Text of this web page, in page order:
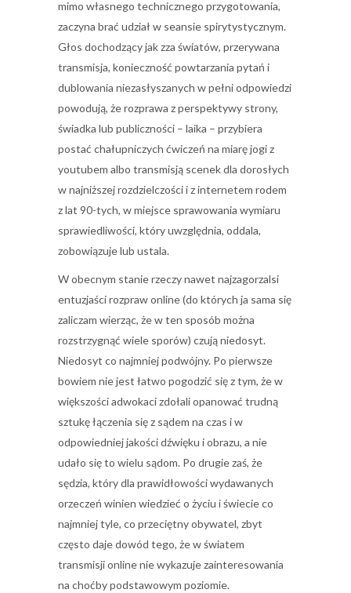
mimo własnego technicznego przygotowania,
zaczyna brać udział w seansie spirytystycznym.
Głos dochodzący jak zza światów, przerywana
transmisja, konieczność powtarzania pytań i
dublowania niezasłyszanych w pełni odpowiedzi
powodują, że rozprawa z perspektywy strony,
świadka lub publiczności – laika – przybiera
postać chałupniczych ćwiczeń na miarę jogi z
youtubem albo transmisją scenek dla dorosłych
w najniższej rozdzielczości i z internetem rodem
z lat 90-tych, w miejsce sprawowania wymiaru
sprawiedliwości, który uwzględnia, oddala,
zobowiązuje lub ustala.
W obecnym stanie rzeczy nawet najzagorzalsi
entuzjaści rozpraw online (do których ja sama się
zaliczam wierząc, że w ten sposób można
rozstrzygnąć wiele sporów) czują niedosyt.
Niedosyt co najmniej podwójny. Po pierwsze
bowiem nie jest łatwo pogodzić się z tym, że w
większości adwokaci zdołali opanować trudną
sztukę łączenia się z sądem na czas i w
odpowiedniej jakości dźwięku i obrazu, a nie
udało się to wielu sądom. Po drugie zaś, że
sędzia, który dla prawidłowości wydawanych
orzeczeń winien wiedzieć o życiu i świecie co
najmniej tyle, co przeciętny obywatel, zbyt
często daje dowód tego, że w światem
transmisji online nie wykazuje zainteresowania
na choćby podstawowym poziomie.